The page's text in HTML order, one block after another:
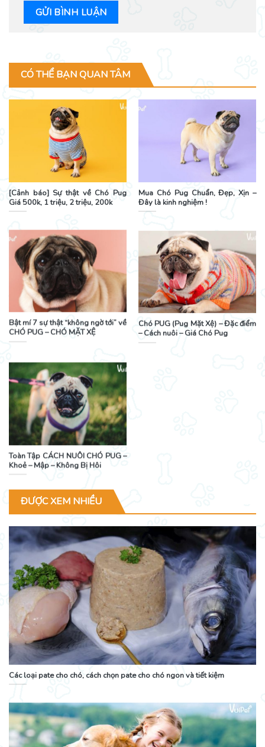
CÓ THỂ BẠN QUAN TÂM
[Cảnh báo] Sự thật về Chó Pug
Giá 500k, 1 triệu, 2 triệu, 200k
Mua Chó Pug Chuẩn, Đẹp, Xịn –
Đây là kinh nghiệm !
Bật mí 7 sự thật “không ngờ tới” về
CHÓ PUG – CHÓ MẶT XỆ
Chó PUG (Pug Mặt Xệ) – Đặc điểm
– Cách nuôi – Giá Chó Pug
Toàn Tập CÁCH NUÔI CHÓ PUG –
Khoẻ – Mập – Không Bị Hôi
ĐƯỢC XEM NHIỀU
Các loại pate cho chó, cách chọn pate cho chó ngon và tiết kiệm